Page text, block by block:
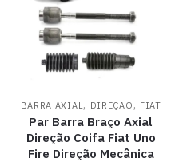
BARRA AXIAL , DIREÇÃO , FIAT
Par Barra Braço Axial
Direção Coifa Fiat Uno
Fire Direção Mecânica